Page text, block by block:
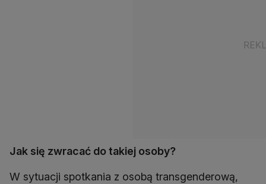
Jak się zwracać do takiej osoby?
W sytuacji spotkania z osobą transgenderową,